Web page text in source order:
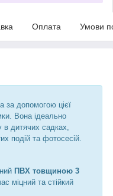
Оплата Умови
за допомогою цієї
Вона ідеально
в дитячих садках,
подій та фотосесій.
ПВХ товщиною 3
міцний та стійкий